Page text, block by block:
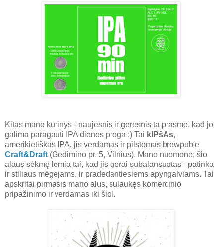
Kitas mano kūrinys - naujesnis ir geresnis ta prasme, kad jo
galima paragauti IPA dienos proga :) Tai kIPšAs,
amerikietiškas IPA, jis verdamas ir pilstomas brewpub'e
Craft&Draft (Gedimino pr. 5, Vilnius). Mano nuomone, šio
alaus sėkmę lemia tai, kad jis gerai subalansuotas - patinka
ir stiliaus mėgėjams, ir pradedantiesiems apyngalviams. Tai
apskritai pirmasis mano alus, sulaukęs komercinio
pripažinimo ir verdamas iki šiol.